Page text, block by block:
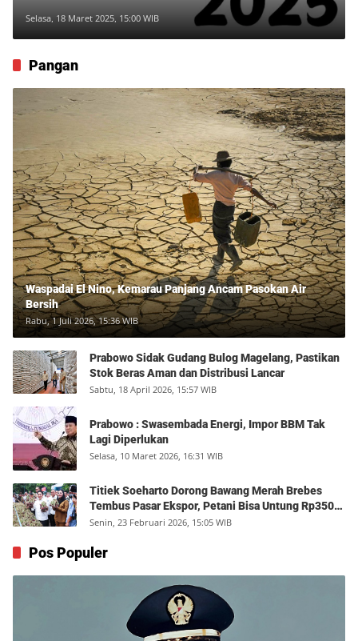
Selasa, 18 Maret 2025, 15:00 WIB
Pangan
Waspadai El Nino, Kemarau Panjang Ancam Pasokan Air
Bersih
Rabu, 1 Juli 2026, 15:36 WIB
Prabowo Sidak Gudang Bulog Magelang, Pastikan
Stok Beras Aman dan Distribusi Lancar
Sabtu, 18 April 2026, 15:57 WIB
Prabowo : Swasembada Energi, Impor BBM Tak
Lagi Diperlukan
Selasa, 10 Maret 2026, 16:31 WIB
Titiek Soeharto Dorong Bawang Merah Brebes
Tembus Pasar Ekspor, Petani Bisa Untung Rp350
Juta per Hektare
Senin, 23 Februari 2026, 15:05 WIB
Pos Populer